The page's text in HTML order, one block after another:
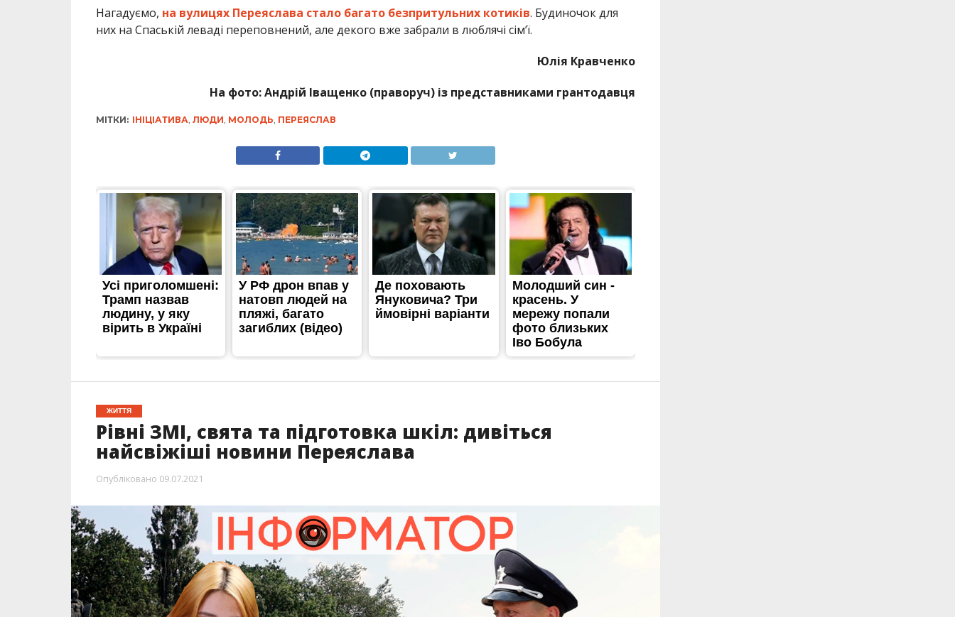
Нагадуємо, на вулицях Переяслава стало багато безпритульних котиків. Будиночок для
них на Спаській леваді переповнений, але декого вже забрали в люблячі сім’ї.
Юлія Кравченко
На фото: Андрій Іващенко (праворуч) із представниками грантодавця
МІТКИ: ІНІЦІАТИВА, ЛЮДИ, МОЛОДЬ, ПЕРЕЯСЛАВ
ЖИТТЯ
Рівні ЗМІ, свята та підготовка шкіл: дивіться
найсвіжіші новини Переяслава
Опубліковано 09.07.2021